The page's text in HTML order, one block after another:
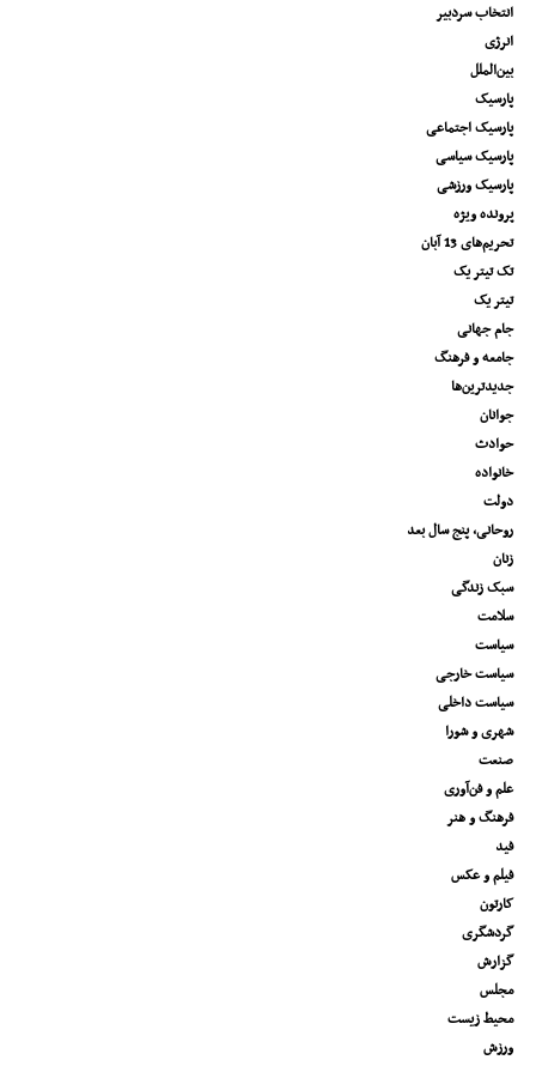
انتخاب سردبیر
انرژی
بین‌الملل
پارسیک
پارسیک اجتماعی
پارسیک سیاسی
پارسیک ورزشی
پرونده ویژه
تحریم‌های 13 آبان
تک تیتر یک
تیتر یک
جام جهانی
جامعه و فرهنگ
جدیدترین‌ها
جوانان
حوادث
خانواده
دولت
روحانی، پنج سال بعد
زنان
سبک زندگی
سلامت
سیاست
سیاست خارجی
سیاست داخلی
شهری و شورا
صنعت
علم و فن‌آوری
فرهنگ و هنر
فید
فیلم و عکس
کارتون
گردشگری
گزارش
مجلس
محیط زیست
ورزش